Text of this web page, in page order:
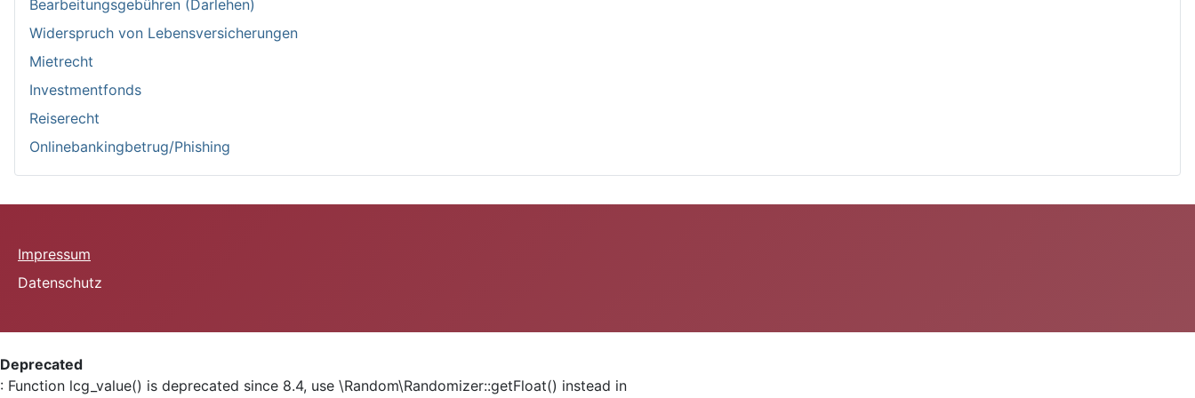
Bearbeitungsgebühren (Darlehen)
Widerspruch von Lebensversicherungen
Mietrecht
Investmentfonds
Reiserecht
Onlinebankingbetrug/Phishing
Impressum
Datenschutz
Deprecated
: Function lcg_value() is deprecated since 8.4, use \Random\Randomizer::getFloat() instead in